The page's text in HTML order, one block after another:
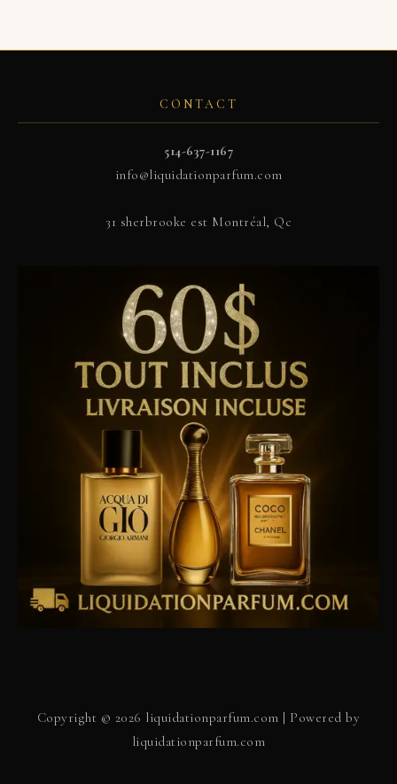
CONTACT
514-637-1167
info@liquidationparfum.com
31 sherbrooke est Montréal, Qc
Copyright © 2026 liquidationparfum.com | Powered by
liquidationparfum.com